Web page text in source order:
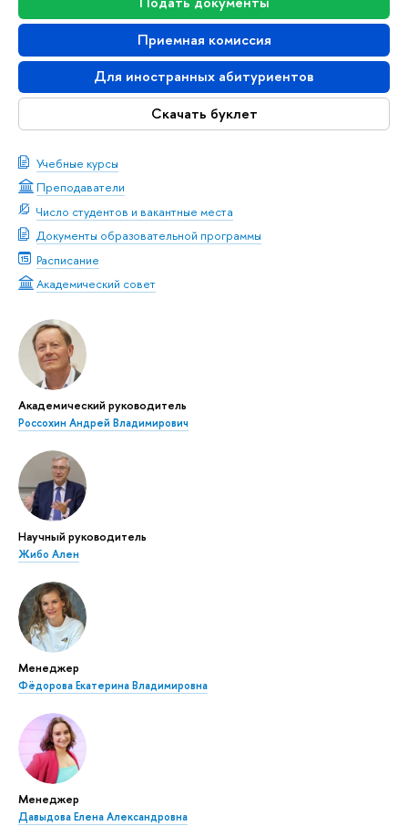
Приемная комиссия
Для иностранных абитуриентов
Скачать буклет
Учебные курсы
Преподаватели
Число студентов и вакантные места
Документы образовательной программы
Расписание
Академический совет
Академический руководитель
Россохин Андрей Владимирович
Научный руководитель
Жибо Ален
Менеджер
Фёдорова Екатерина Владимировна
Менеджер
Давыдова Елена Александровна